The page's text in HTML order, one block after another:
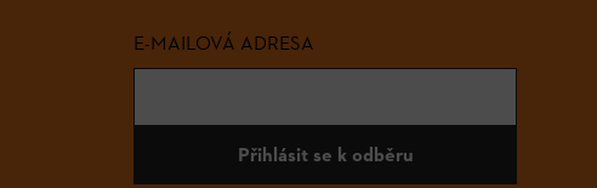
E-MAILOVÁ ADRESA
Přihlásit se k odběru